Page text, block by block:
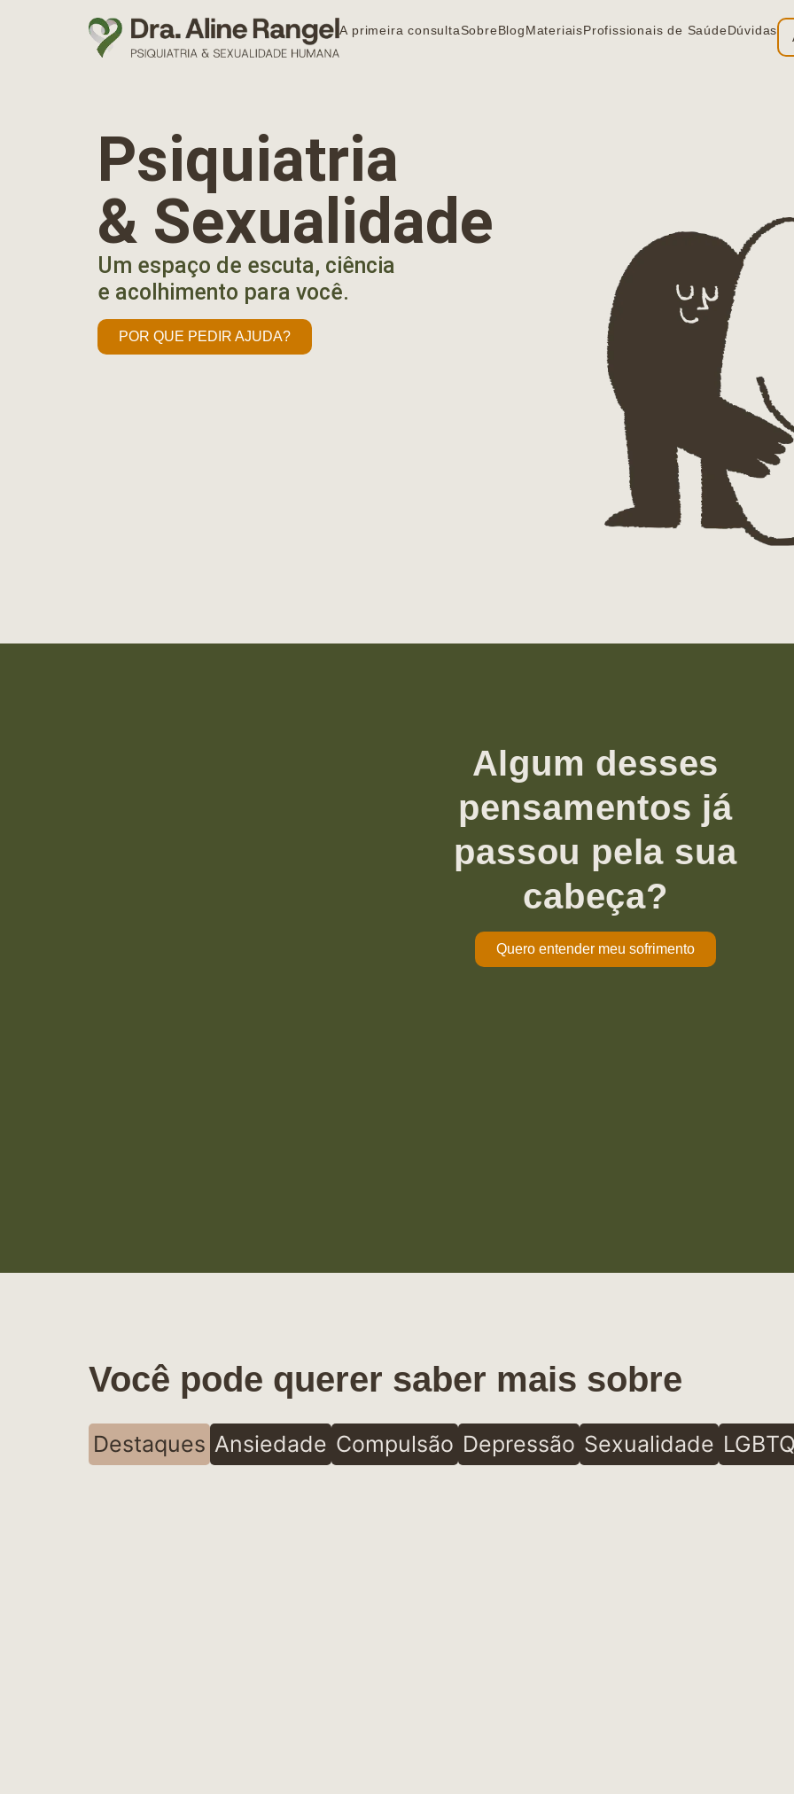
A primeira consultaSobreBlogMateriaisProfissionais de SaúdeDúvidas
Psiquiatria
& Sexualidade
Um espaço de escuta, ciência
e acolhimento para você.
POR QUE PEDIR AJUDA?
Algum desses
pensamentos já
passou pela sua
cabeça?
Quero entender meu sofrimento
Você pode querer saber mais sobre
Destaques Ansiedade Compulsão Depressão Sexualidade